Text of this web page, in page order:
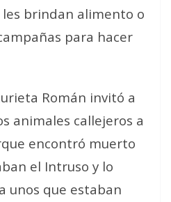
brindan alimento o
para hacer
Román invitó a
animales callejeros a
encontró muerto
el Intruso y lo
unos que estaban